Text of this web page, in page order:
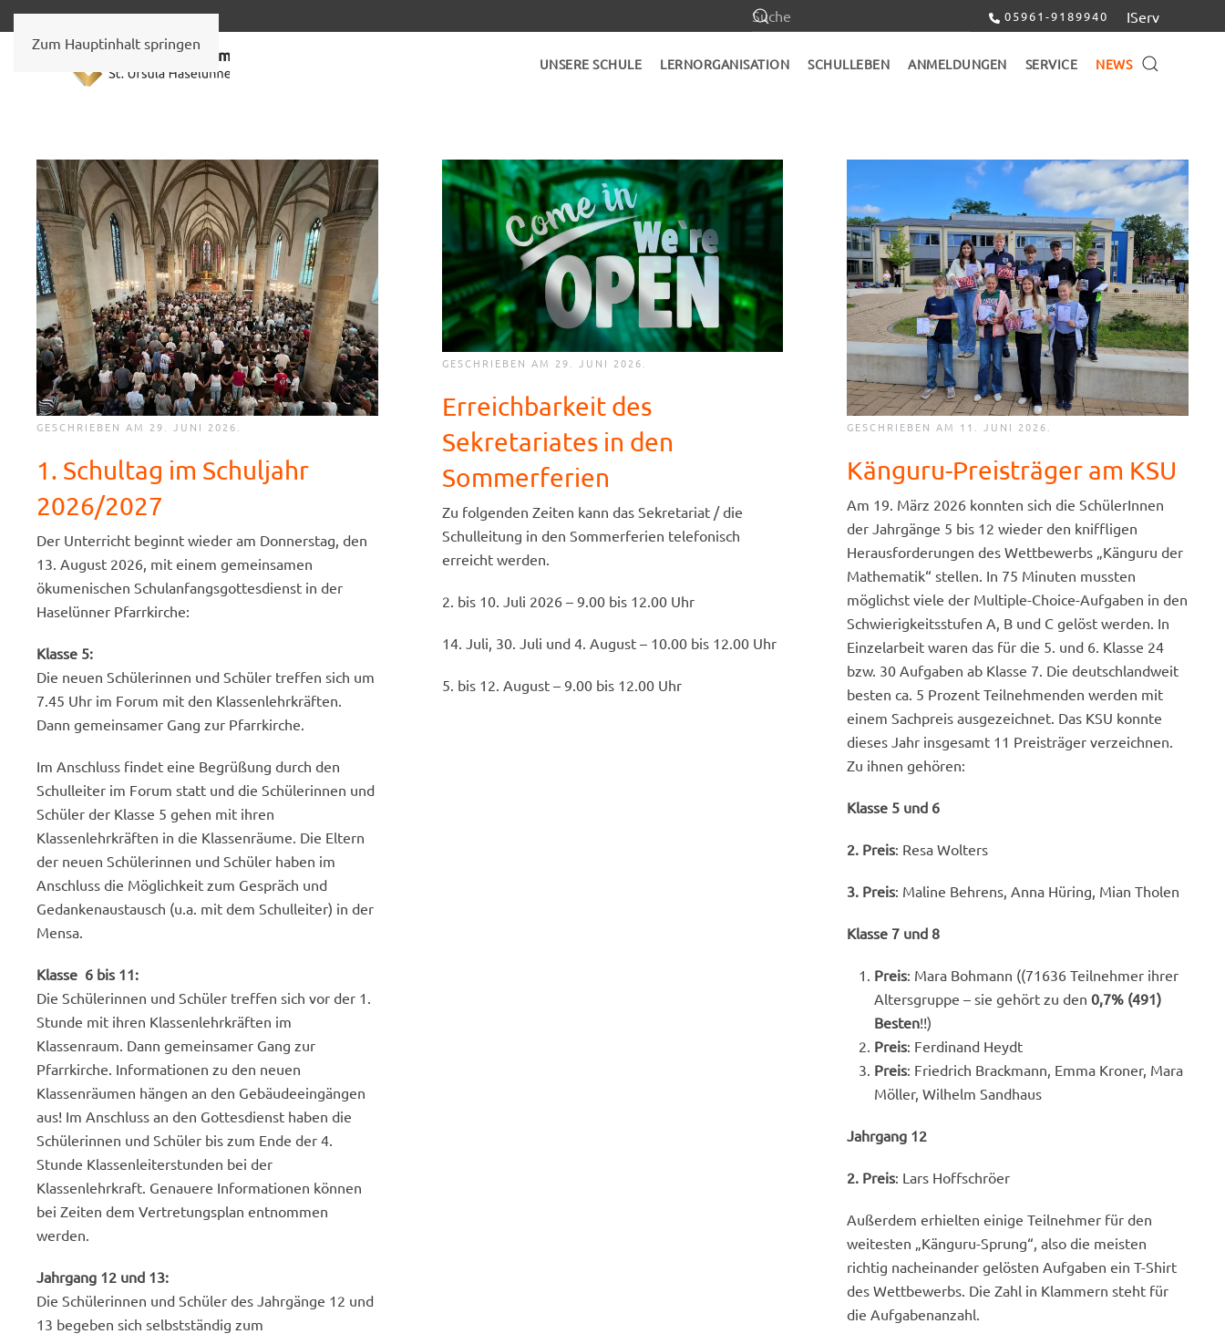
Zum Hauptinhalt springen
05961-9189940 IServ
UNSERE SCHULE LERNORGANISATION SCHULLEBEN ANMELDUNGEN SERVICE NEWS
GESCHRIEBEN AM 29. JUNI 2026
1. Schultag im Schuljahr
2026/2027
Der Unterricht beginnt wieder am Donnerstag, den
13. August 2026, mit einem gemeinsamen
ökumenischen Schulanfangsgottesdienst in der
Haselünner Pfarrkirche:
Klasse 5:
Die neuen Schülerinnen und Schüler treffen sich um
7.45 Uhr im Forum mit den Klassenlehrkräften.
Dann gemeinsamer Gang zur Pfarrkirche.
Im Anschluss findet eine Begrüßung durch den
Schulleiter im Forum statt und die Schülerinnen und
Schüler der Klasse 5 gehen mit ihren
Klassenlehrkräften in die Klassenräume. Die Eltern
der neuen Schülerinnen und Schüler haben im
Anschluss die Möglichkeit zum Gespräch und
Gedankenaustausch (u.a. mit dem Schulleiter) in der
Mensa.
Klasse 6 bis 11:
Die Schülerinnen und Schüler treffen sich vor der 1.
Stunde mit ihren Klassenlehrkräften im
Klassenraum. Dann gemeinsamer Gang zur
Pfarrkirche. Informationen zu den neuen
Klassenräumen hängen an den Gebäudeeingängen
aus! Im Anschluss an den Gottesdienst haben die
Schülerinnen und Schüler bis zum Ende der 4.
Stunde Klassenleiterstunden bei der
Klassenlehrkraft. Genauere Informationen können
bei Zeiten dem Vertretungsplan entnommen
werden.
Jahrgang 12 und 13:
Die Schülerinnen und Schüler des Jahrgänge 12 und
13 begeben sich selbstständig zum
GESCHRIEBEN AM 29. JUNI 2026
Erreichbarkeit des
Sekretariates in den
Sommerferien
Zu folgenden Zeiten kann das Sekretariat / die
Schulleitung in den Sommerferien telefonisch
erreicht werden.
2. bis 10. Juli 2026 – 9.00 bis 12.00 Uhr
14. Juli, 30. Juli und 4. August – 10.00 bis 12.00 Uhr
5. bis 12. August – 9.00 bis 12.00 Uhr
GESCHRIEBEN AM 11. JUNI 2026
Känguru-Preisträger am KSU
Am 19. März 2026 konnten sich die SchülerInnen
der Jahrgänge 5 bis 12 wieder den kniffligen
Herausforderungen des Wettbewerbs „Känguru der
Mathematik“ stellen. In 75 Minuten mussten
möglichst viele der Multiple-Choice-Aufgaben in den
Schwierigkeitsstufen A, B und C gelöst werden. In
Einzelarbeit waren das für die 5. und 6. Klasse 24
bzw. 30 Aufgaben ab Klasse 7. Die deutschlandweit
besten ca. 5 Prozent Teilnehmenden werden mit
einem Sachpreis ausgezeichnet. Das KSU konnte
dieses Jahr insgesamt 11 Preisträger verzeichnen.
Zu ihnen gehören:
Klasse 5 und 6
2. Preis: Resa Wolters
3. Preis: Maline Behrens, Anna Hüring, Mian Tholen
Klasse 7 und 8
Preis: Mara Bohmann ((71636 Teilnehmer ihrer
Altersgruppe – sie gehört zu den0,7% (491)
Besten!!)
Preis: Ferdinand Heydt
Preis: Friedrich Brackmann, Emma Kroner, Mara
Möller, Wilhelm Sandhaus
Jahrgang 12
2. Preis: Lars Hoffschröer
Außerdem erhielten einige Teilnehmer für den
weitesten „Känguru-Sprung“, also die meisten
richtig nacheinander gelösten Aufgaben ein T-Shirt
des Wettbewerbs. Die Zahl in Klammern steht für
die Aufgabenanzahl.